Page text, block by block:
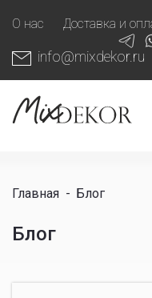
О нас Доставка и
info@mixdekor.ru
Главная - Блог
Блог